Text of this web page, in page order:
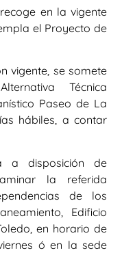
en la vigente
el Proyecto de
vigente, se somete
Técnica
Paseo de La
hábiles, a contar
a disposición de
la referida
de los
Edificio
en horario de
ó en la sede